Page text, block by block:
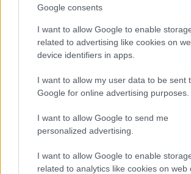
Google consents
I want to allow Google to enable
related to advertising like cookies on
device identifiers in apps.
I want to allow my user data to be sent
Google for online advertising purposes.
I want to allow Google to send me
personalized advertising.
I want to allow Google to enable
related to analytics like cookies on web
«Μαχητής» Πολονάρα
στις προπονήσεις - «Δεν
το μπάσκετ αλλά τη ζωή»
Ο ίδιος ήταν αρχηγός και ένας
καλύτερους παίκτες της
χώρα του. Μάλιστα αγωνίστηκε
,
sheets.